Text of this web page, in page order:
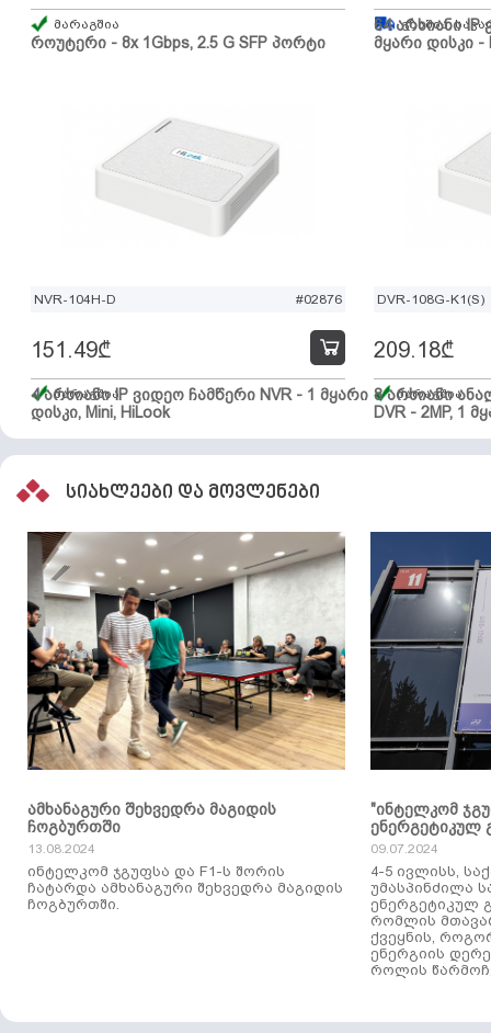
როუტერი - 8x 1Gbps, 2.5 G SFP პორტი
მარაგშია
64 არხიანი IP
მყარი დისკი -
გზაშია,
NVR-104H-D #02876
4 არხიანი IP ვიდეო ჩამწერი NVR - 1 მყარი
დისკი, Mini, HiLook
151.49₾
მარაგშია
DVR-108G-K1(S)
8 არხიანი
DVR - 2MP, 1
209.18₾
მარაგშია
სიახლეები და მოვლენები
ამხანაგური შეხვედრა მაგიდის
ჩოგბურთში
13.08.2024
ინტელკომ ჯგუფსა და F1-ს შორის
ჩატარდა ამხანაგური შეხვედრა მაგიდის
ჩოგბურთში.
"ინტელკომ
ენერგეტიკულ
09.07.2024
4-5 ივლისს,
უმასპინძილა
ენერგეტიკულ
რომლის
ქვეყნის,
ენერგიის
როლის